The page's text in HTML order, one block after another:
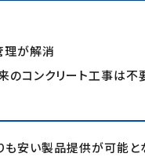
理が解消
のコンクリート工事は不
安い製品提供が可能と